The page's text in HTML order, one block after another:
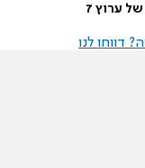
ערוץ 7
דווחו לנו